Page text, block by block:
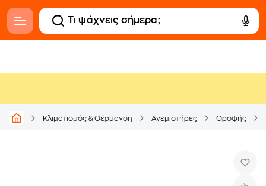
Κλιματισμός & Θέρμανση Ανεμιστήρες Οροφής